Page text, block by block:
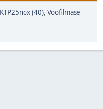
KTP25nox (40), Voofilmase